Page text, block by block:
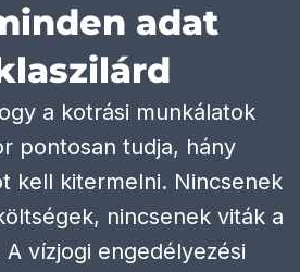
adat
a kotrási munkálatok
pontosan tudja, hány
kell kitermelni. Nincsenek
nincsenek viták a
vízjogi engedélyezési